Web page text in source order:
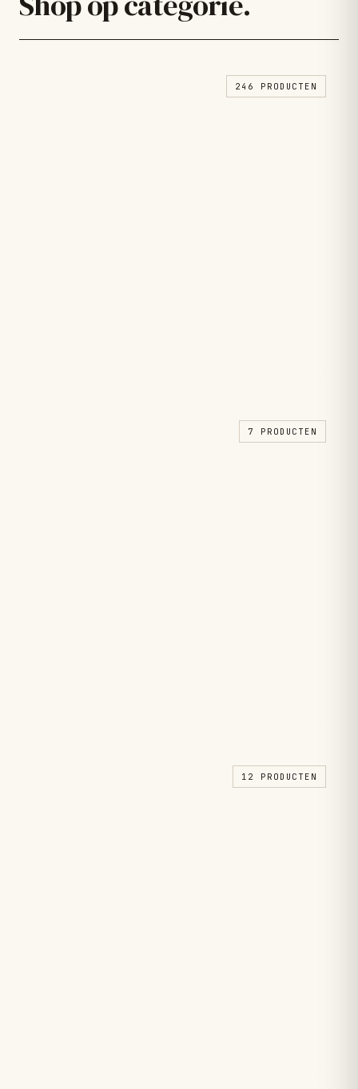
246 PRODUCTEN
7 PRODUCTEN
12 PRODUCTEN